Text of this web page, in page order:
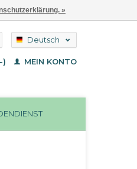
Deutsch
Français
) MEIN KONTO
»